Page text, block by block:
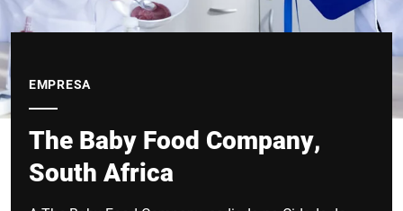
EMPRESA
The Baby Food Company,
South Africa